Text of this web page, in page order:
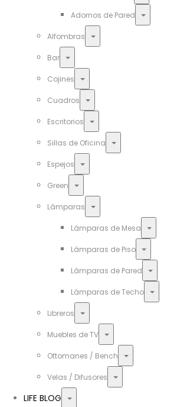
Adornos de Pared Toggle
Alfombras Toggle
Bar Toggle
Cojines Toggle
Cuadros Toggle
Escritorios Toggle
Sillas de Oficina Toggle
Espejos Toggle
Green Toggle
Lámparas Toggle
Lámparas de Mesa Toggle
Lámparas de Piso Toggle
Lámparas de Pared Toggle
Lámparas de Techo Toggle
Libreros Toggle
Muebles de TV Toggle
Ottomanes / Bench Toggle
Velas / Difusores
Toggle
LIFE BLOG
Toggle